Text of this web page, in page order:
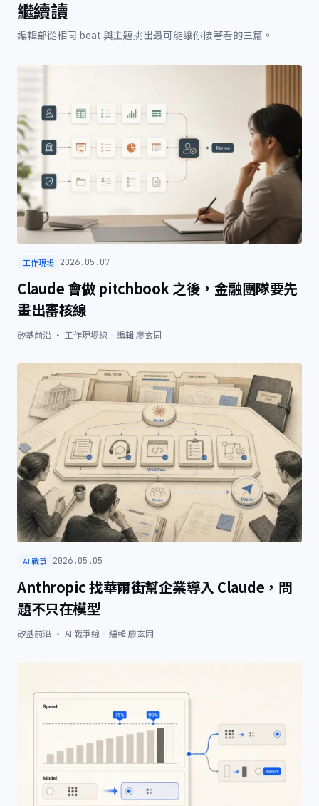
繼續讀
編輯部從相同 beat 與主題挑出最可能讓你接著看的三篇。
工作現場 2026.05.07
Claude 會做 pitchbook 之後，金融團隊要先
畫出審核線
矽基前沿 · 工作現場線 編輯廖玄同
AI 戰爭 2026.05.05
Anthropic 找華爾街幫企業導入 Claude，問
題不只在模型
矽基前沿 · AI 戰爭線 編輯廖玄同